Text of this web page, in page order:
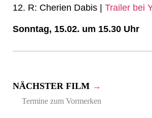
12. R: Cherien Dabis | Trailer bei
Sonntag, 15.02. um 15.30 Uhr
NÄCHSTER FILM →
Termine zum Vormerken